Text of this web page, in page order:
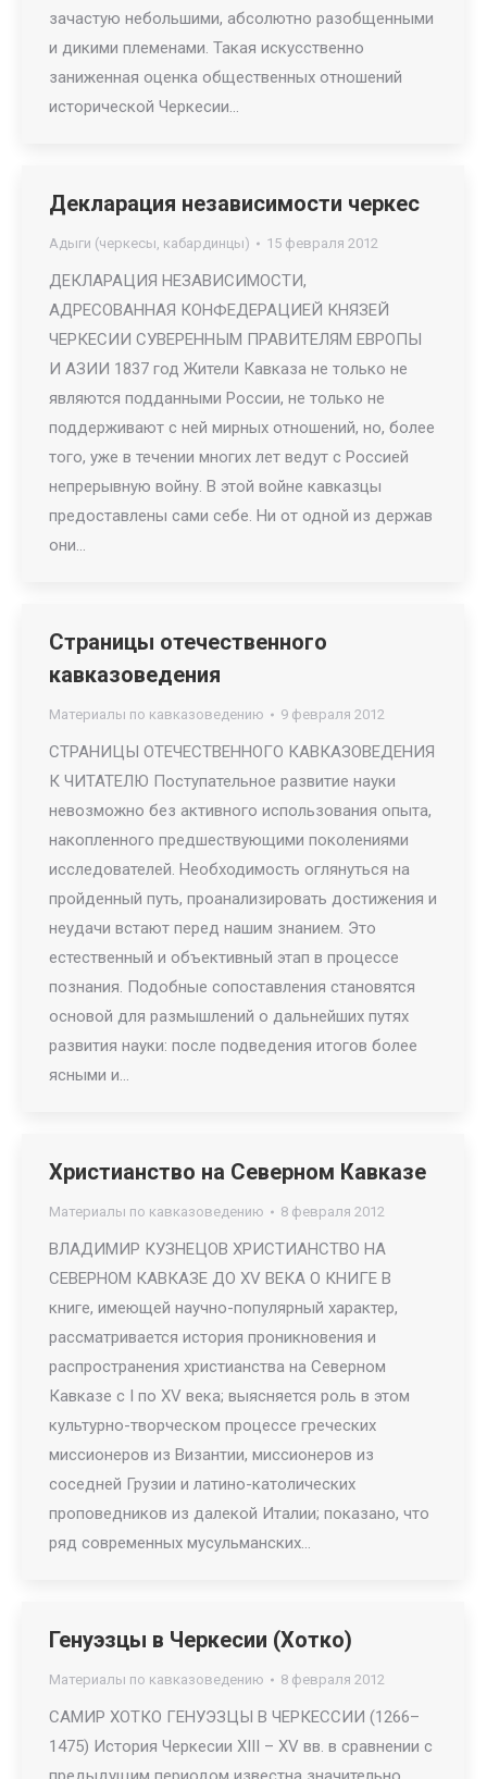
зачастую небольшими, абсолютно разобщенными
и дикими племенами. Такая искусственно
заниженная оценка общественных отношений
исторической Черкесии…
Декларация независимости черкес
Адыги (черкесы, кабардинцы) 15 февраля 2012
ДЕКЛАРАЦИЯ НЕЗАВИСИМОСТИ,
АДРЕСОВАННАЯ КОНФЕДЕРАЦИЕЙ КНЯЗЕЙ
ЧЕРКЕСИИ СУВЕРЕННЫМ ПРАВИТЕЛЯМ ЕВРОПЫ
И АЗИИ 1837 год Жители Кавказа не только не
являются подданными России, не только не
поддерживают с ней мирных отношений, но, более
того, уже в течении многих лет ведут с Россией
непрерывную войну. В этой войне кавказцы
предоставлены сами себе. Ни от одной из держав
они…
Страницы отечественного
кавказоведения
Материалы по кавказоведению 9 февраля 2012
СТРАНИЦЫ ОТЕЧЕСТВЕННОГО КАВКАЗОВЕДЕНИЯ
К ЧИТАТЕЛЮ Поступательное развитие науки
невозможно без активного использования опыта,
накопленного предшествующими поколениями
исследователей. Необходимость оглянуться на
пройденный путь, проанализировать достижения и
неудачи встают перед нашим знанием. Это
естественный и объективный этап в процессе
познания. Подобные сопоставления становятся
основой для размышлений о дальнейших путях
развития науки: после подведения итогов более
ясными и…
Христианство на Северном Кавказе
Материалы по кавказоведению 8 февраля 2012
ВЛАДИМИР КУЗНЕЦОВ ХРИСТИАНСТВО НА
СЕВЕРНОМ КАВКАЗЕ ДО XV ВЕКА О КНИГЕ В
книге, имеющей научно-популярный характер,
рассматривается история проникновения и
распространения христианства на Северном
Кавказе с I по XV века; выясняется роль в этом
культурно-творческом процессе греческих
миссионеров из Византии, миссионеров из
соседней Грузии и латино-католических
проповедников из далекой Италии; показано, что
ряд современных мусульманских…
Генуэзцы в Черкесии (Хотко)
Материалы по кавказоведению 8 февраля 2012
САМИР ХОТКО ГЕНУЭЗЦЫ В ЧЕРКЕССИИ (1266–
1475) История Черкесии XIII – XV вв. в сравнении с